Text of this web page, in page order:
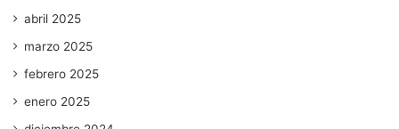
abril 2025
marzo 2025
febrero 2025
enero 2025